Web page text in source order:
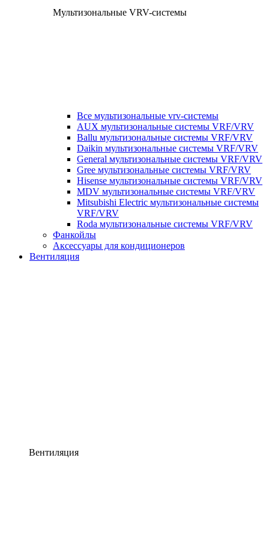
Мультизональные VRV-системы
Все мультизональные vrv-системы
AUX мультизональные системы VRF/VRV
Ballu мультизональные системы VRF/VRV
Daikin мультизональные системы VRF/VRV
General мультизональные системы VRF/VRV
Gree мультизональные системы VRF/VRV
Hisense мультизональные системы VRF/VRV
MDV мультизональные системы VRF/VRV
Mitsubishi Electric мультизональные системы
VRF/VRV
Roda мультизональные системы VRF/VRV
Фанкойлы
Аксессуары для кондиционеров
Вентиляция
Вентиляция